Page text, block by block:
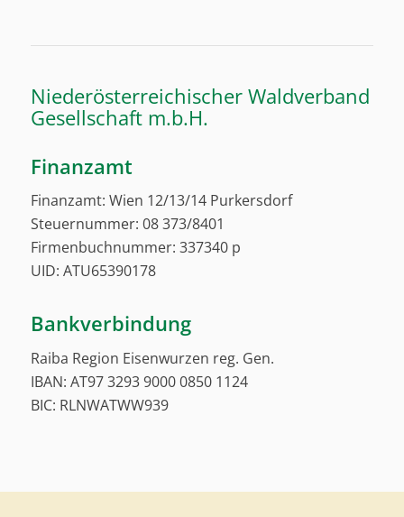
Niederösterreichischer Waldverband
Gesellschaft m.b.H.
Finanzamt
Finanzamt: Wien 12/13/14 Purkersdorf
Steuernummer: 08 373/8401
Firmenbuchnummer: 337340 p
UID: ATU65390178
Bankverbindung
Raiba Region Eisenwurzen reg. Gen.
IBAN: AT97 3293 9000 0850 1124
BIC: RLNWATWW939